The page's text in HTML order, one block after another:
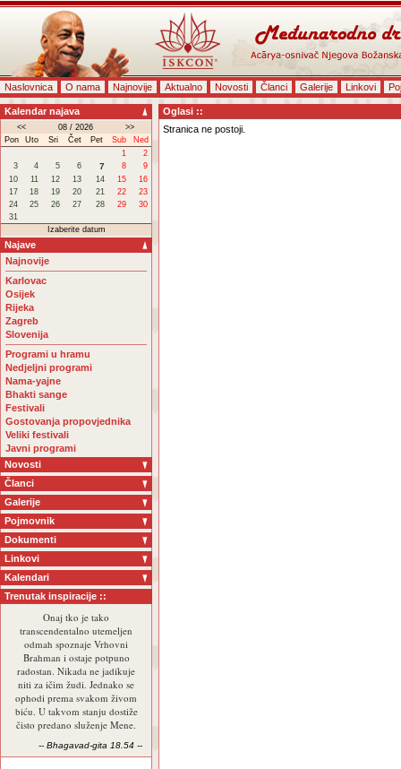
Naslovnica O nama Najnovije Aktualno Novosti Članci Galerije Linkovi
Kalendar najava
<< 08 / 2026
>>
Pon
Uto Sri Čet Pet Sub
Ned
1
2
3
4 5 6 7 8
9
10
11 12 13 14 15
16
17
18 19 20 21 22
23
24
25 26 27 28 29
30
31
Izaberite datum
Najave
Najnovije
Karlovac
Osijek
Rijeka
Zagreb
Slovenija
Programi u hramu
Nedjeljni programi
Nama-yajne
Bhakti sange
Festivali
Gostovanja propovjednika
Veliki festivali
Javni programi
Novosti
Članci
Galerije
Pojmovnik
Dokumenti
Linkovi
Kalendari
Trenutak inspiracije ::
Onaj tko je tako
transcendentalno utemeljen
odmah spoznaje Vrhovni
Brahman i ostaje potpuno
radostan. Nikada ne jadikuje
niti za ičim žudi. Jednako se
ophodi prema svakom živom
biću. U takvom stanju dostiže
čisto predano služenje Mene.
-- Bhagavad-gita 18.54 --
Oglasi ::
Stranica ne postoji.